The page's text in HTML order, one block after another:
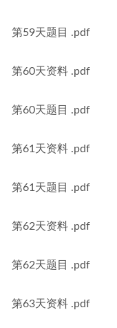
第59天题目 .pdf
第60天资料 .pdf
第60天题目 .pdf
第61天资料 .pdf
第61天题目 .pdf
第62天资料 .pdf
第62天题目 .pdf
第63天资料 .pdf